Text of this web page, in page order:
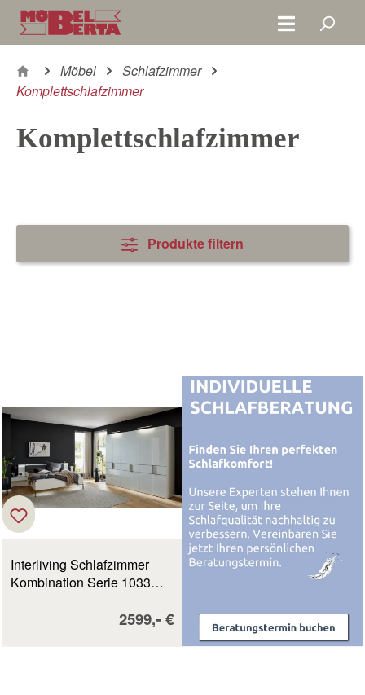
Zum Hauptinhalt springen
Möbel
Schlafzimmer
Komplettschlafzimmer
Komplettschlafzimmer
Produkte filtern
Interliving Schlafzimmer
Kombination Serie 1033
Verkaufspreis:
2599,- €